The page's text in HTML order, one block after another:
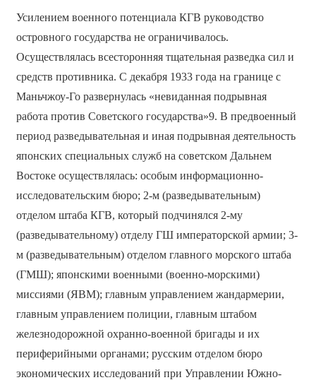
Усилением военного потенциала КГВ руководство
островного государства не ограничивалось.
Осуществлялась всесторонняя тщательная разведка сил и
средств противника. С декабря 1933 года на границе с
Маньчжоу-Го развернулась «невиданная подрывная
работа против Советского государства»9. В предвоенный
период разведывательная и иная подрывная деятельность
японских специальных служб на советском Дальнем
Востоке осуществлялась: особым информационно-
исследовательским бюро; 2-м (разведывательным)
отделом штаба КГВ, который подчинялся 2-му
(разведывательному) отделу ГШ императорской армии; 3-
м (разведывательным) отделом главного морского штаба
(ГМШ); японскими военными (военно-морскими)
миссиями (ЯВМ); главным управлением жандармерии,
главным управлением полиции, главным штабом
железнодорожной охранно-военной бригады и их
периферийными органами; русским отделом бюро
экономических исследований при Управлении Южно-